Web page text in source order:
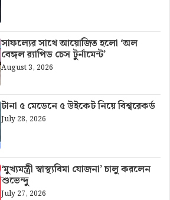
সাফল্যের সাথে আয়োজিত হলো ‘অল
বেঙ্গল র‍্যাপিড চেস টুর্নামেন্ট’
August 3, 2026
টানা ৫ মেডেনে ৫ উইকেট নিয়ে বিশ্বরেকর্ড
July 28, 2026
‘মুখ্যমন্ত্রী স্বাস্থ্যবিমা যোজনা’ চালু করলেন
শুভেন্দু
July 27, 2026